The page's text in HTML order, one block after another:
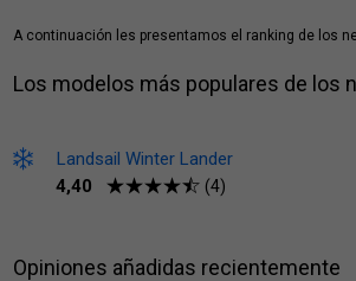
A continuación les presentamos el ranking de los
Los modelos más populares de los
Landsail Winter Lander
4,40
(4)
Opiniones añadidas recientemente